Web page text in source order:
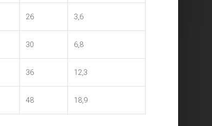
26 3,6
30 6,8
36 12,3
48 18,9